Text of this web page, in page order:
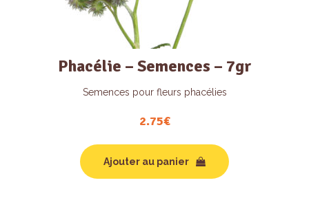
Phacélie – Semences – 7gr
Semences pour fleurs phacélies
2.75€
Ajouter au panier